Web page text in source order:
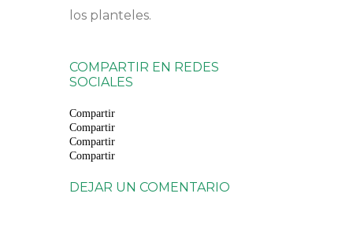
los planteles.
COMPARTIR EN REDES
SOCIALES
Compartir
Compartir
Compartir
Compartir
DEJAR UN COMENTARIO